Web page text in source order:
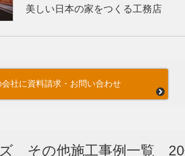
美しい日本の家をつくる工務店
会社に資料請求・お問い合わせ
その他施工事例一覧